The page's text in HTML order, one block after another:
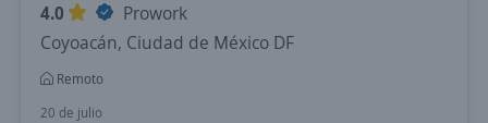
4.0
Prowork
Coyoacán, Ciudad de México DF
Remoto
20 de julio